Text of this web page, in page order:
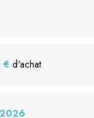
€ d'achat